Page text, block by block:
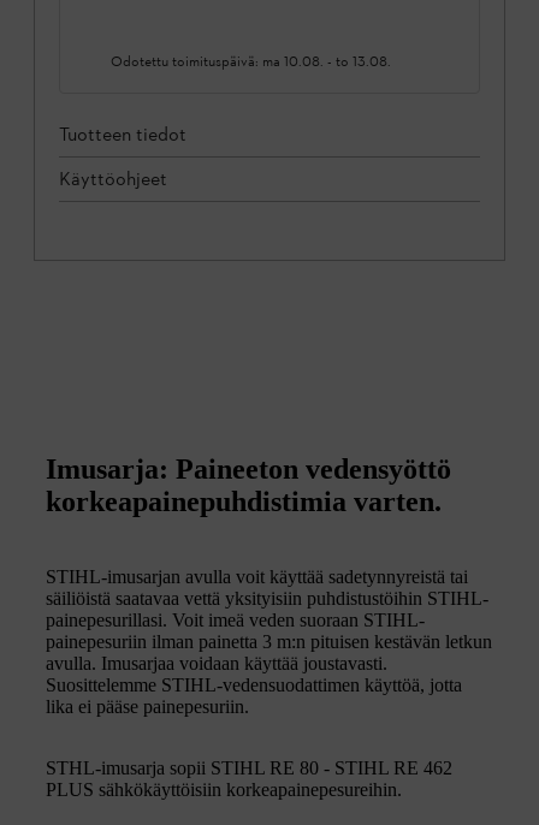
Odotettu toimituspäivä: ma 10.08. - to 13.08.
Tuotteen tiedot
Käyttöohjeet
Imusarja: Paineeton vedensyöttö
korkeapainepuhdistimia varten.
STIHL-imusarjan avulla voit käyttää sadetynnyreistä tai
säiliöistä saatavaa vettä yksityisiin puhdistustöihin STIHL-
painepesurillasi. Voit imeä veden suoraan STIHL-
painepesuriin ilman painetta 3 m:n pituisen kestävän letkun
avulla. Imusarjaa voidaan käyttää joustavasti.
Suosittelemme STIHL-vedensuodattimen käyttöä, jotta
lika ei pääse painepesuriin.
STHL-imusarja sopii STIHL RE 80 - STIHL RE 462
PLUS sähkökäyttöisiin korkeapainepesureihin.